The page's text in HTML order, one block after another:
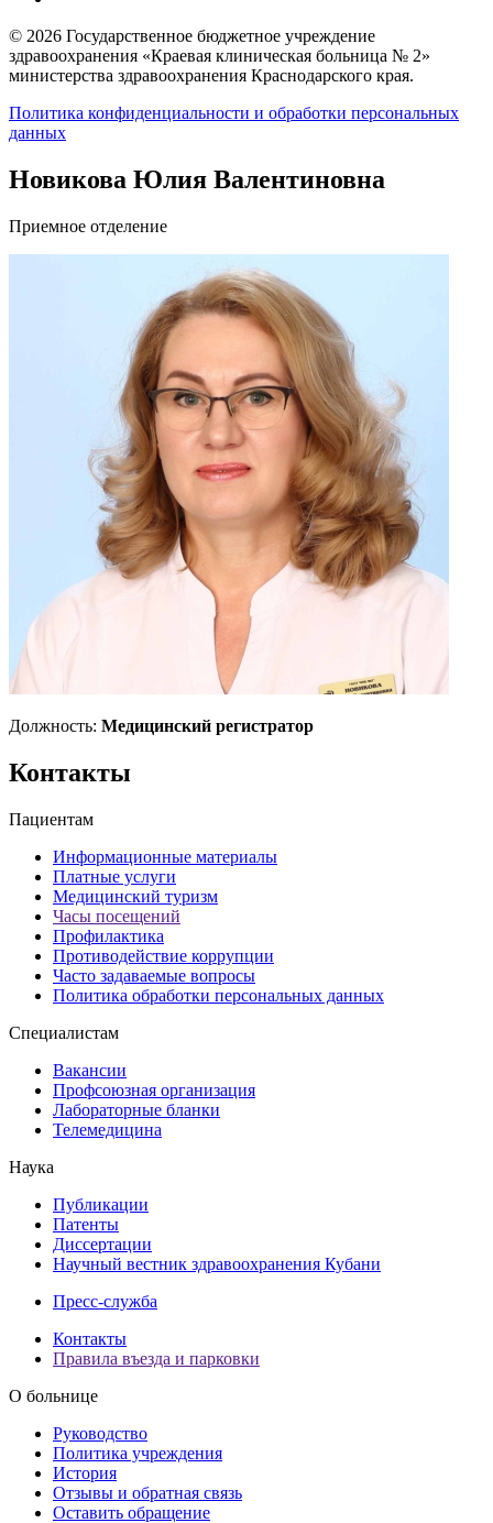
© 2026 Государственное бюджетное учреждение
здравоохранения «Краевая клиническая больница № 2»
министерства здравоохранения Краснодарского края.
Политика конфиденциальности и обработки персональных
данных
Новикова Юлия Валентиновна
Приемное отделение
Должность: Медицинский регистратор
Контакты
Пациентам
Информационные материалы
Платные услуги
Медицинский туризм
Часы посещений
Профилактика
Противодействие коррупции
Часто задаваемые вопросы
Политика обработки персональных данных
Специалистам
Вакансии
Профсоюзная организация
Лабораторные бланки
Телемедицина
Наука
Публикации
Патенты
Диссертации
Научный вестник здравоохранения Кубани
Пресс-служба
Контакты
Правила въезда и парковки
О больнице
Руководство
Политика учреждения
История
Отзывы и обратная связь
Оставить обращение